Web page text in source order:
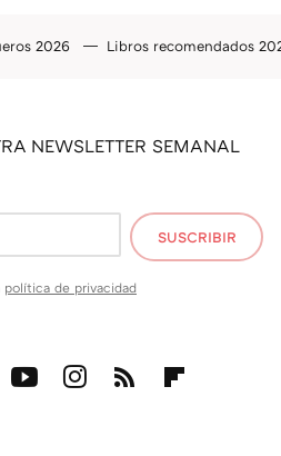
2026 Libros recomendados
NEWSLETTER SEMANAL
SUSCRIBIR
política de privacidad